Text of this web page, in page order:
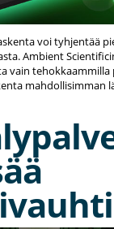
voi tyhjentää
Ambient
vain tehokkaammilla
mahdollisimman